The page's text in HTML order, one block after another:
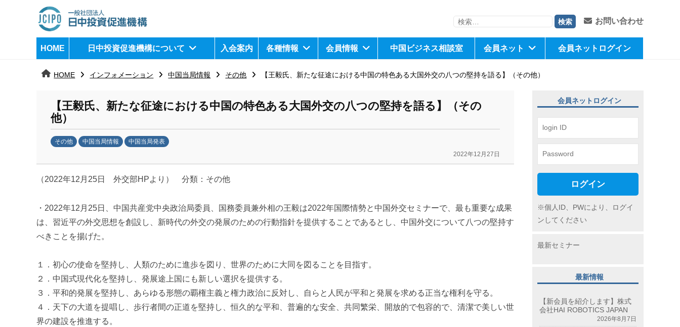
日
中
j
検
お問い合わせ
HOME 日中投資促進機構について 入会案内 各種情報 会員情報 中国ビジネス相談室 会員ネット 会員ネットログイン
HOME インフォメーション 中国当局情報 その他 【王毅氏、新たな征途における中国の特色ある大国外交の八つの堅持を語る】（その他）
【王毅氏、新たな征途における中国の特色ある大国外交の八つの堅持を語る】（その
他）
その他 中国当局情報 中国当局発表
2022年12月27日
日
投
資
構
(
c
i
（2022年12月25日 外交部HPより） 分類：その他
・2022年12月25日、中国共産党中央政治局委員、国務委員兼外相の王毅は2022年国際情勢と中国外交セミナーで、最も重要な成果
は、習近平の外交思想を創設し、新時代の外交の発展のための行動指針を提供することであるとし、中国外交について八つの堅持す
べきことを揚げた。
１．初心の使命を堅持し、人類のために進歩を図り、世界のために大同を図ることを目指す。
２．中国式現代化を堅持し、発展途上国にも新しい選択を提供する。
３．平和的発展を堅持し、あらゆる形態の覇権主義と権力政治に反対し、自らと人民が平和と発展を求める正当な権利を守る。
４．天下の大道を提唱し、歩行者間の正道を堅持し、恒久的な平和、普遍的な安全、共同繁栄、開放的で包容的で、清潔で美しい世
界の建設を推進する。
会員ネットログイン
ログイン
※個人ID、PWにより、ログイ
ンしてください
最新セミナー
最新情報
【新会員を紹介します】株式
会社HAI ROBOTICS JAPAN
2026年8月7日